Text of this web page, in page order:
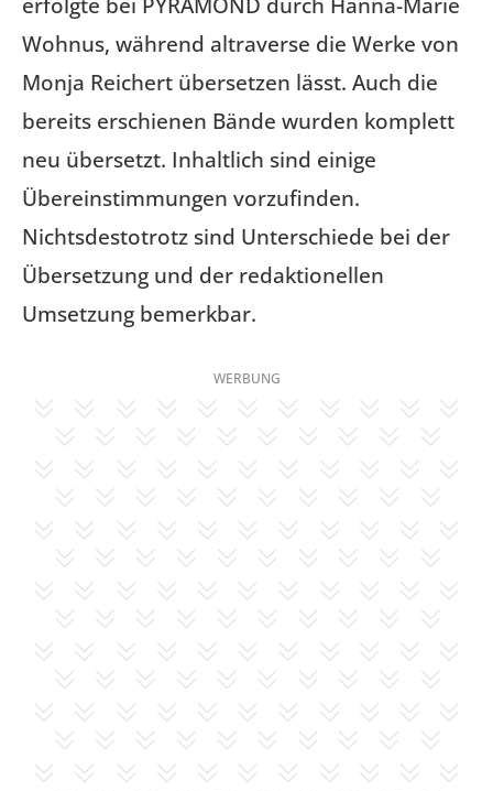
erfolgte bei PYRAMOND durch Hanna-Marie
Wohnus, während altraverse die Werke von
Monja Reichert übersetzen lässt. Auch die
bereits erschienen Bände wurden komplett
neu übersetzt. Inhaltlich sind einige
Übereinstimmungen vorzufinden.
Nichtsdestotrotz sind Unterschiede bei der
Übersetzung und der redaktionellen
Umsetzung bemerkbar.
WERBUNG